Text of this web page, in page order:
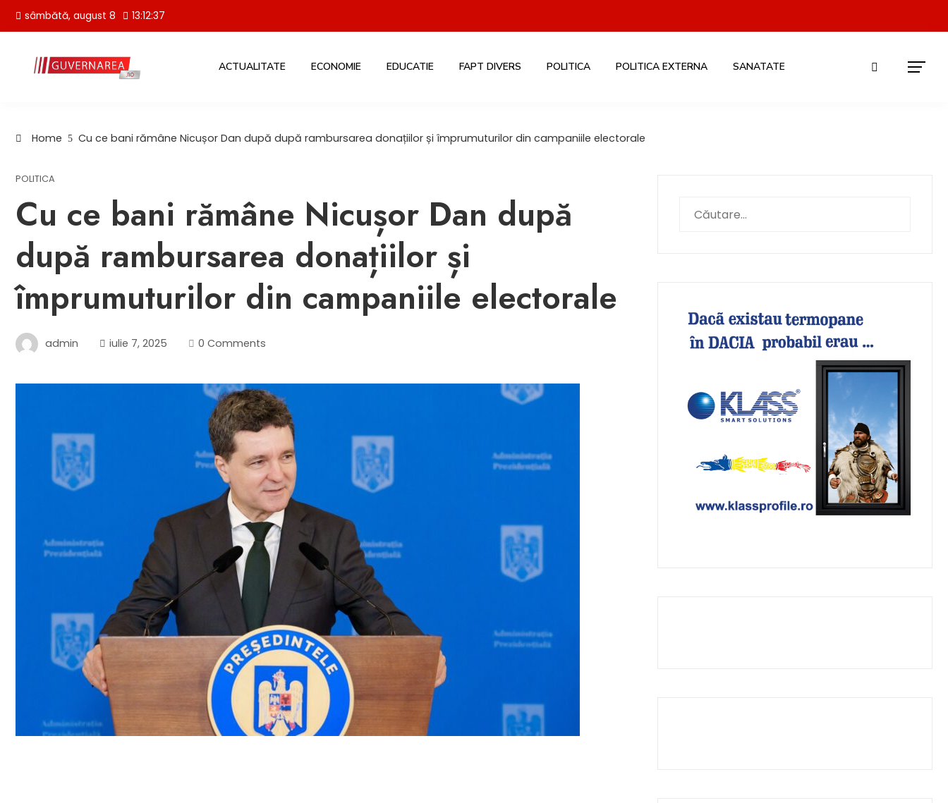
Skip sâmbătă, august 8 13:12:38
ACTUALITATE ECONOMIE EDUCATIE FAPT DIVERS POLITICA POLITICA EXTERNA SANATATE
Home Cu ce bani rămâne Nicușor Dan după după rambursarea donațiilor și împrumuturilor din campaniile electorale
POLITICA
Cu ce bani rămâne Nicușor Dan după
după rambursarea donațiilor și
împrumuturilor din campaniile electorale
admin iulie 7, 2025 0 Comments
după: